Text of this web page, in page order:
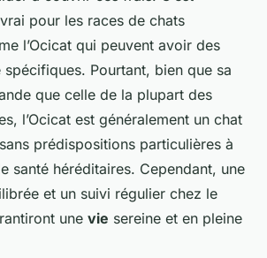
pour les races de chats
l’Ocicat qui peuvent avoir des
spécifiques. Pourtant, bien que sa
que celle de la plupart des
l’Ocicat est généralement un chat
prédispositions particulières à
santé héréditaires. Cependant, une
et un suivi régulier chez le
une vie sereine et en pleine